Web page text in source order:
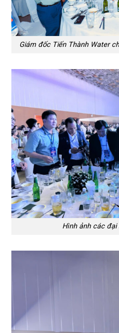
Giám đốc Tiến Thành Water
Hình ảnh các đại